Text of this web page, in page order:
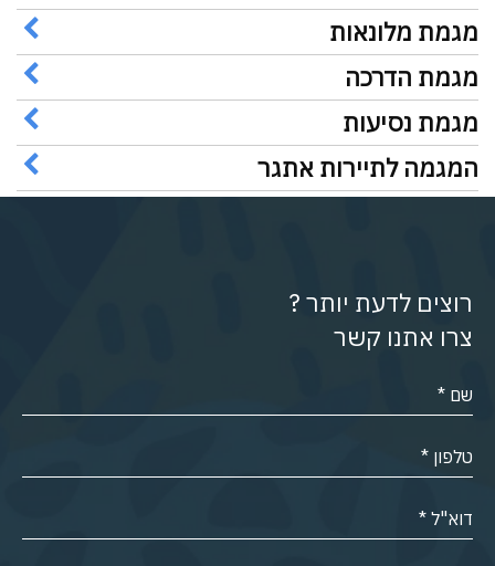
מגמת מלונאות
מגמת הדרכה
מגמת נסיעות
המגמה לתיירות אתגר
רוצים לדעת יותר ?
צרו אתנו קשר